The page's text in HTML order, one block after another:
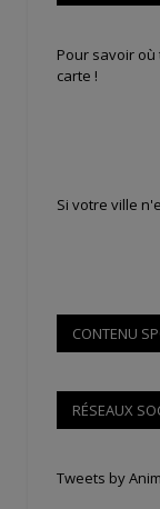
Pour savoir
carte !
Si votre ville
CONTENU
RÉSEAUX
Tweets by